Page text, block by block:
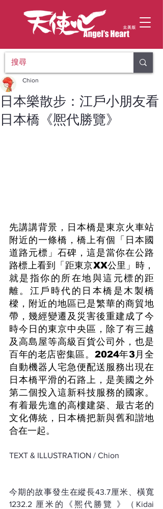
日本樂散步：江戶小朋友看
日本橋《熈代勝覽》
Chion
先講講背景，日本橋是東京火車站
附近的一條橋，橋上有個「日本國
道路元標」石碑，這是當你在公路
路標上看到「距東京XX公里」時，
就是指你的所在地與這元標的距
離。江戶時代的日本橋是木製橋
樑，附近的地區已是繁華的商貿地
帶，幾經變遷及災害後重建成了今
時今日的東京中央區，除了有三越
及高島屋等高級百貨公司外，也是
百年的老店密集區。2024年3月全
自動機器人宅急便配送服務出現在
日本橋平滑的石路上，是美國之外
第二個投入這新科技服務的國家。
有着最先進的高樓建築、最古老的
文化傳統，日本橋把新與舊和諧地
合在一起。
TEXT & ILLUSTRATION / Chion
今期的故事發生在縱長43.7厘米、橫寬
1232.2 厘米的《熈代勝覽 》（Kidai